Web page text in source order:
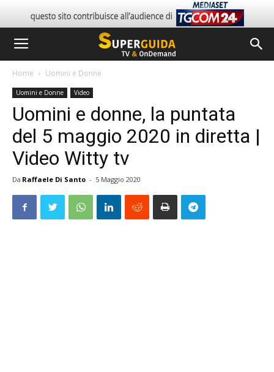
Home Uomini e Donne
Uomini e Donne Video
Uomini e donne, la puntata
del 5 maggio 2020 in diretta |
Video Witty tv
Da Raffaele Di Santo - 5 Maggio 2020